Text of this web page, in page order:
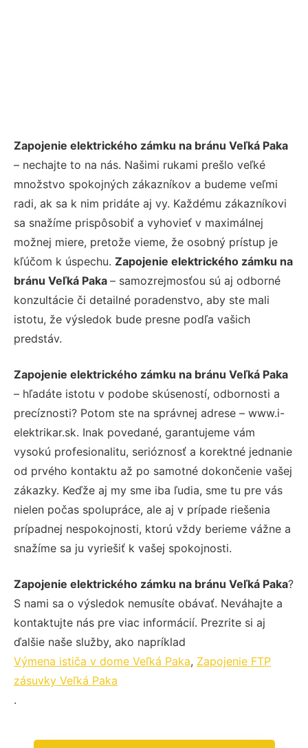
Zapojenie elektrického zámku na bránu Veľká Paka
– nechajte to na nás. Našimi rukami prešlo veľké
množstvo spokojných zákazníkov a budeme veľmi
radi, ak sa k nim pridáte aj vy. Každému zákazníkovi
sa snažíme prispôsobiť a vyhovieť v maximálnej
možnej miere, pretože vieme, že osobný prístup je
kľúčom k úspechu. Zapojenie elektrického zámku na
bránu Veľká Paka – samozrejmosťou sú aj odborné
konzultácie či detailné poradenstvo, aby ste mali
istotu, že výsledok bude presne podľa vašich
predstáv.
Zapojenie elektrického zámku na bránu Veľká Paka
– hľadáte istotu v podobe skúseností, odbornosti a
precíznosti? Potom ste na správnej adrese – www.i-
elektrikar.sk. Inak povedané, garantujeme vám
vysokú profesionalitu, serióznosť a korektné jednanie
od prvého kontaktu až po samotné dokončenie vašej
zákazky. Keďže aj my sme iba ľudia, sme tu pre vás
nielen počas spolupráce, ale aj v prípade riešenia
prípadnej nespokojnosti, ktorú vždy berieme vážne a
snažíme sa ju vyriešiť k vašej spokojnosti.
Zapojenie elektrického zámku na bránu Veľká Paka?
S nami sa o výsledok nemusíte obávať. Neváhajte a
kontaktujte nás pre viac informácií. Prezrite si aj
ďalšie naše služby, ako napríklad
Výmena ističa v dome Veľká Paka, Zapojenie FTP
zásuvky Veľká Paka
.